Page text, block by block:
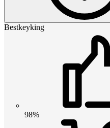
Bestkeyking
98%